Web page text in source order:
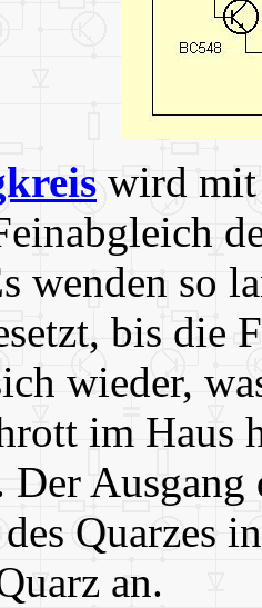
wird mit
wenden so
bis die
wieder,
im Haus
Der
Quarzes
an.